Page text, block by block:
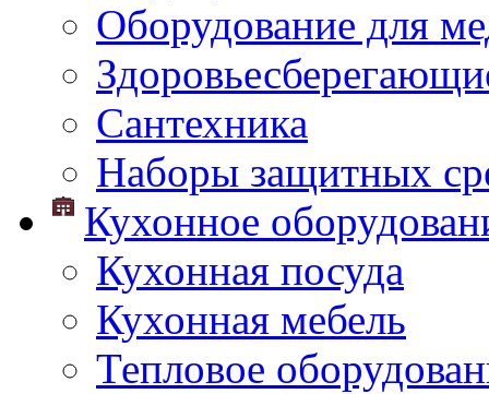
Оборудование для
Сантехника
Наборы защитных
Кухонное
Кухонная посуда
Кухонная мебель
Тепловое